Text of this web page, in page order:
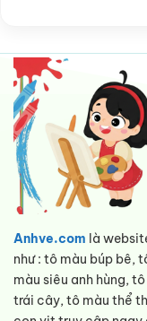
Anhve.com là
như : tô màu búp bê,
màu siêu anh hùng,
trái cây, tô màu thể